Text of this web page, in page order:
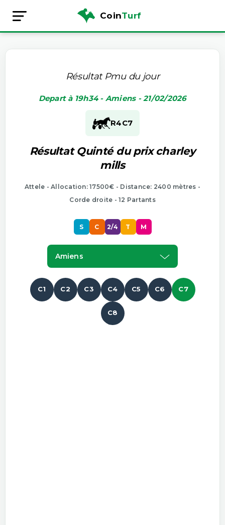
CoinTurf
Résultat Pmu du jour
Depart à 19h34 - Amiens - 21/02/2026
R4C7
Résultat Quinté du prix charley
mills
Attele - Allocation: 17500€ - Distance: 2400 mètres -
Corde droite - 12 Partants
S C 2/4 T M
Amiens
C1 C2 C3 C4 C5 C6 C7
C8